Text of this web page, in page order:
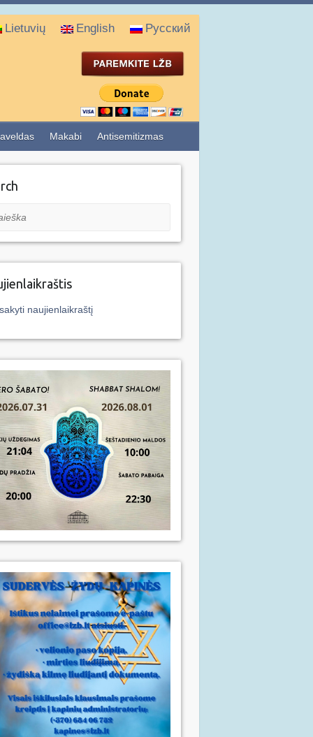
Lietuvių English Русский
Makabi Antisemitizmas
naujienlaikraštį